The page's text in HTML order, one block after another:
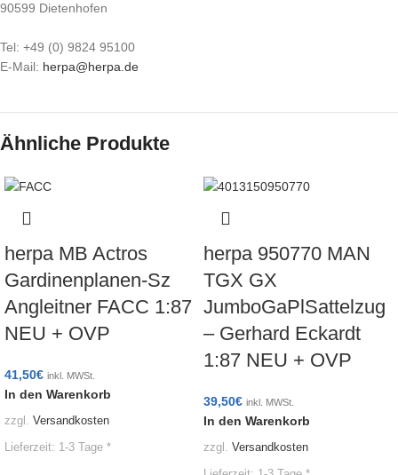
90599 Dietenhofen
Tel: +49 (0) 9824 95100
E-Mail: herpa@herpa.de
Ähnliche Produkte
herpa MB Actros
Gardinenplanen-Sz
Angleitner FACC 1:87
NEU + OVP
41,50€ inkl. MWSt.
In den Warenkorb
zzgl. Versandkosten
Lieferzeit: 1-3 Tage *
herpa 950770 MAN
TGX GX
JumboGaPlSattelzug
– Gerhard Eckardt
1:87 NEU + OVP
39,50€ inkl. MWSt.
In den Warenkorb
zzgl. Versandkosten